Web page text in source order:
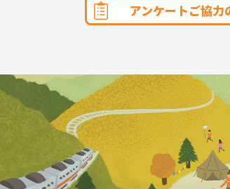
アンケートご協力